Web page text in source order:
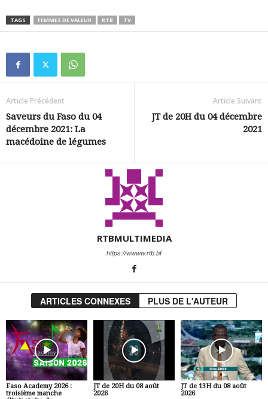
TAGS FEMMES DE VALEUR RTB TV
Article Précédent
Saveurs du Faso du 04
décembre 2021: La
macédoine de légumes
Article Suivant
JT de 20H du 04 décembre
2021
RTBMULTIMEDIA
https://wwww.rtb.bf
ARTICLES CONNEXES PLUS DE L'AUTEUR
Faso Academy 2026 :
troisième manche
JT de 20H du 08 août
2026
JT de 13H du 08 août
2026